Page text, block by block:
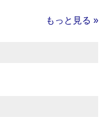
もっと見る »